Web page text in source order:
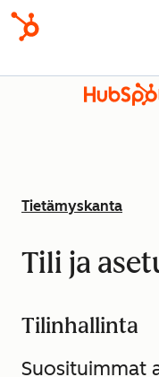
Tietämyskanta
Tili ja
Tilinhallinta
Suosituimmat